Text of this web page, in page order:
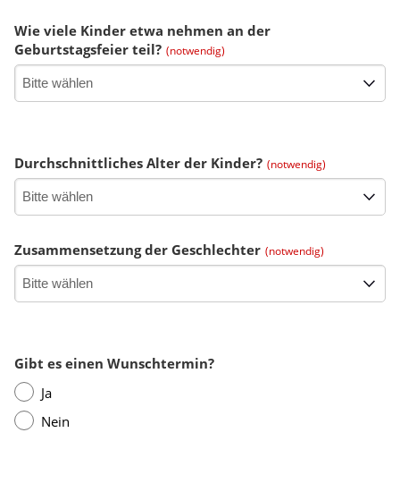
Wie viele Kinder etwa nehmen an der
Geburtstagsfeier teil? (notwendig)
Durchschnittliches Alter der Kinder? (notwendig)
Zusammensetzung der Geschlechter (notwendig)
Gibt es einen Wunschtermin?
Ja
Nein